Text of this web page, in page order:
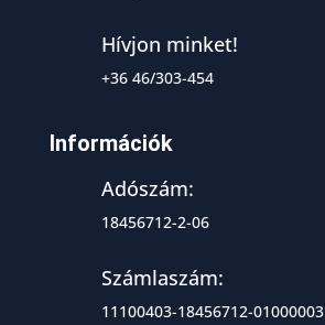
Hívjon minket!
+36 46/303-454
Információk
Adószám:
18456712-2-06
Számlaszám:
11100403-18456712-01000003